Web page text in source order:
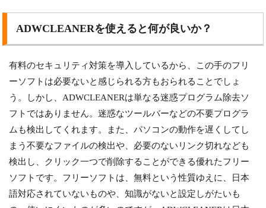
ADWCLEANERを使えると何が良いか？
有料のセキュリティ対策を導入しているから、この手のフリ
ーソフトは必要ないと感じられる方もおられることでしょ
う。しかし、ADWCLEANERは単なる迷惑プログラム除去ソ
フトではありません。迷惑なツールバーなどの不要プログラ
ムも検出してくれます。また、パソコンの動作を遅くしてし
まう不要なファイルの検出や、必要のないリンク切れなども
検出し、クリック一つで削除することができる優れたフリー
ソフトです。フリーソフトは、無料という性質ゆえに、日本
語対応されていないものや、知識がないと設定しがたいも